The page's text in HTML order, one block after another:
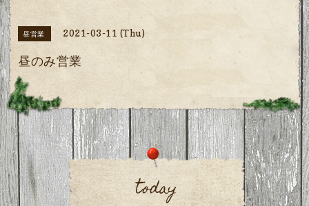
昼営業 2021-03-11 (Thu)
昼のみ営業
today